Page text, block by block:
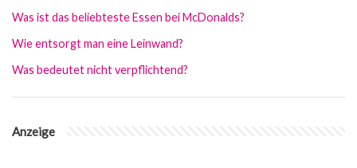
Was ist das beliebteste Essen bei McDonalds?
Wie entsorgt man eine Leinwand?
Was bedeutet nicht verpflichtend?
Anzeige